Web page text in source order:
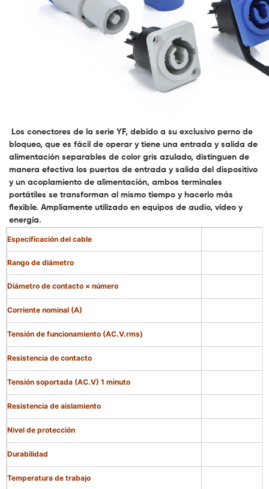
Los conectores de la serie YF, debido a su exclusivo perno de
bloqueo, que es fácil de operar y tiene una entrada y salida de
alimentación separables de color gris azulado, distinguen de
manera efectiva los puertos de entrada y salida del dispositivo
y un acoplamiento de alimentación, ambos terminales
portátiles se transforman al mismo tiempo y hacerlo más
flexible. Ampliamente utilizado en equipos de audio, vídeo y
energía.
Especificación del cable
Rango de diámetro
Diámetro de contacto × número
Corriente nominal (A)
Tensión de funcionamiento (AC.V.rms)
Resistencia de contacto
Tensión soportada (AC.V) 1 minuto
Resistencia de aislamiento
Nivel de protección
Durabilidad
Temperatura de trabajo